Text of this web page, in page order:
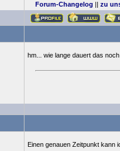
Forum-Changelog || zu
hm... wie lange dauert das
Einen genauen Zeitpunkt kann